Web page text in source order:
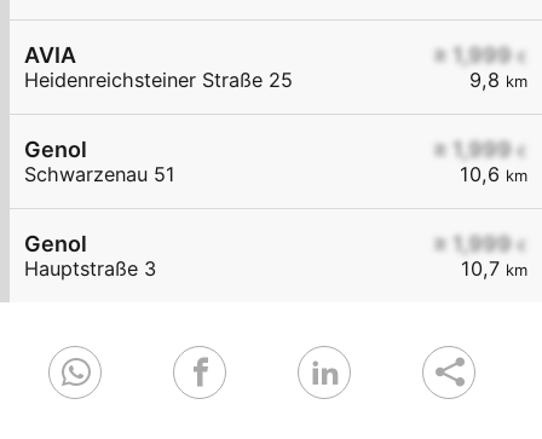
≥ 1,999 €
9,8 km
AVIA
Heidenreichsteiner Straße 25
≥ 1,999 €
10,6 km
Genol
Schwarzenau 51
≥ 1,999 €
10,7 km
Genol
Hauptstraße 3